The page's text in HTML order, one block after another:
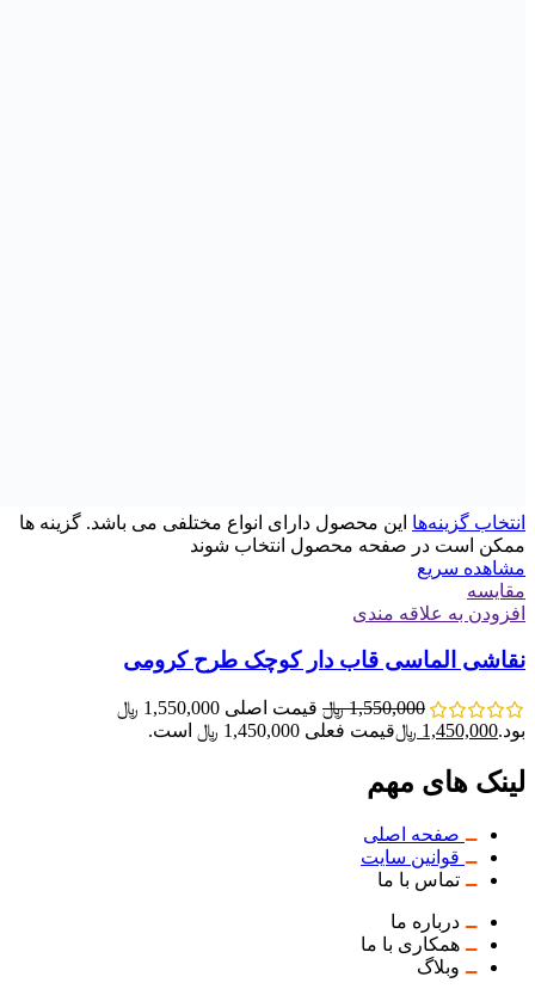
انتخاب گزینه‌ها این محصول دارای انواع مختلفی می باشد. گزینه ها
ممکن است در صفحه محصول انتخاب شوند
مشاهده سریع
مقایسه
افزودن به علاقه مندی
نقاشی الماسی قاب دار کوچک طرح کرومی
1,550,000 ﷼
قیمت اصلی 1,550,000 ﷼
بود.1,450,000 ﷼قیمت فعلی 1,450,000 ﷼ است.
لینک های مهم
صفحه اصلی
قوانین سایت
تماس با ما
درباره ما
همکاری با ما
وبلاگ